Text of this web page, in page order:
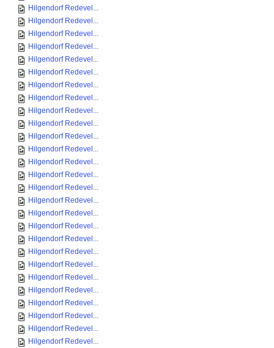
Hilgendorf Redevel...
Hilgendorf Redevel...
Hilgendorf Redevel...
Hilgendorf Redevel...
Hilgendorf Redevel...
Hilgendorf Redevel...
Hilgendorf Redevel...
Hilgendorf Redevel...
Hilgendorf Redevel...
Hilgendorf Redevel...
Hilgendorf Redevel...
Hilgendorf Redevel...
Hilgendorf Redevel...
Hilgendorf Redevel...
Hilgendorf Redevel...
Hilgendorf Redevel...
Hilgendorf Redevel...
Hilgendorf Redevel...
Hilgendorf Redevel...
Hilgendorf Redevel...
Hilgendorf Redevel...
Hilgendorf Redevel...
Hilgendorf Redevel...
Hilgendorf Redevel...
Hilgendorf Redevel...
Hilgendorf Redevel...
Hilgendorf Redevel...